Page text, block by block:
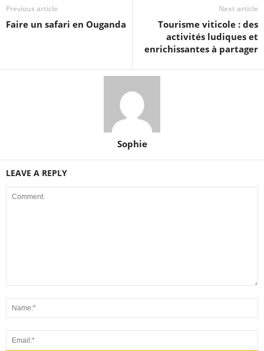
Previous article
Faire un safari en Ouganda
Next article
Tourisme viticole : des
activités ludiques et
enrichissantes à partager
Sophie
LEAVE A REPLY